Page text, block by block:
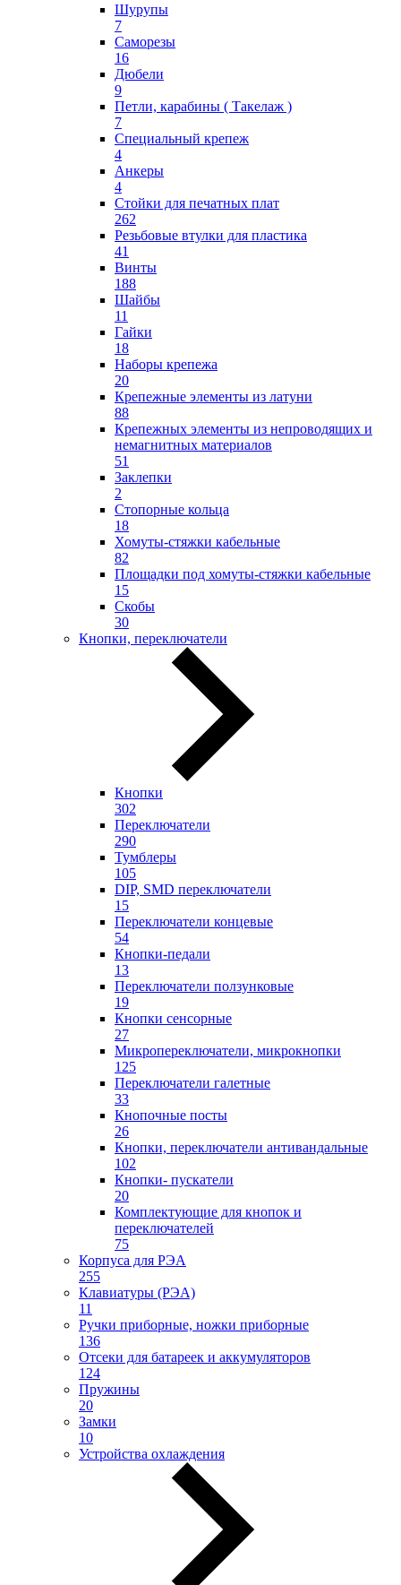
Шурупы
7
Саморезы
16
Дюбели
9
Петли, карабины ( Такелаж )
7
Специальный крепеж
4
Анкеры
4
Стойки для печатных плат
262
Резьбовые втулки для пластика
41
Винты
188
Шайбы
11
Гайки
18
Наборы крепежа
20
Крепежные элементы из латуни
88
Крепежных элементы из непроводящих и
немагнитных материалов
51
Заклепки
2
Стопорные кольца
18
Хомуты-стяжки кабельные
82
Площадки под хомуты-стяжки кабельные
15
Скобы
30
Кнопки, переключатели
Кнопки
302
Переключатели
290
Тумблеры
105
DIP, SMD переключатели
15
Переключатели концевые
54
Кнопки-педали
13
Переключатели ползунковые
19
Кнопки сенсорные
27
Микропереключатели, микрокнопки
125
Переключатели галетные
33
Кнопочные посты
26
Кнопки, переключатели антивандальные
102
Кнопки- пускатели
20
Комплектующие для кнопок и
переключателей
75
Корпуса для РЭА
255
Клавиатуры (РЭА)
11
Ручки приборные, ножки приборные
136
Отсеки для батареек и аккумуляторов
124
Пружины
20
Замки
10
Устройства охлаждения